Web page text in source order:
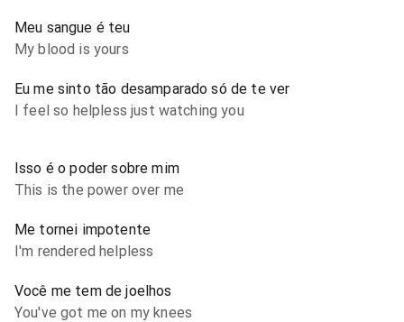
Meu sangue é teu
My blood is yours
Eu me sinto tão desamparado só de te ver
I feel so helpless just watching you
Isso é o poder sobre mim
This is the power over me
Me tornei impotente
I'm rendered helpless
Você me tem de joelhos
You've got me on my knees